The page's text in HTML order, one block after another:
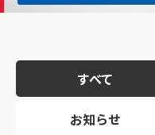
すべて
お知らせ